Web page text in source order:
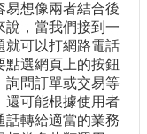
易想像兩者結合後
說，當我們接到一
就可以打網路電話
選網頁上的按鈕
詢問訂單或交易等
還可能根據使用者
話轉給適當的業務